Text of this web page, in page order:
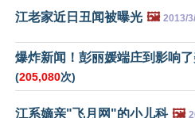
江老家近日丑闻被曝光 🖼️ 2013/
爆炸新闻！彭丽媛端庄到影响
(205,080次)
江系嫡亲"飞月网"的小儿科 🖼️